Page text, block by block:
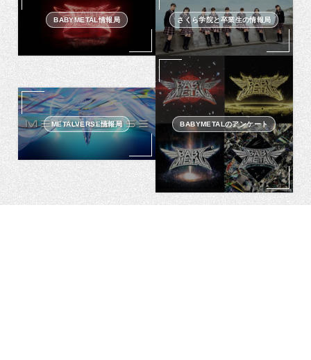
BABYMETAL情報局 さくら学院と卒業生の情報局
METALVERSE情報局 BABYMETALのアンケート